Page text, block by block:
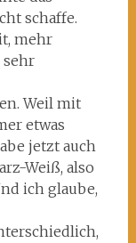
schaffe.
mehr
sehr
Weil mit
etwas
jetzt auch
Weiß, also
ich glaube,